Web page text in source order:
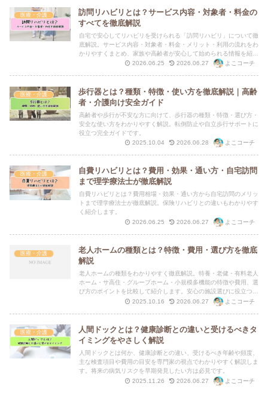
医療・介護
訪問リハビリとは？サービス内容・対象者・料金の
すべてを徹底解説
自宅で安心してリハビリを受けられる「訪問リハビリ」について徹
底解説。サービス内容・対象者・料金・メリット・利用の流れをわ
かりやすくまとめ、家族や高齢者が安心して始められる情報を紹介
2026.06.25 2026.06.27 よこコーチ
医療・介護
歩行器とは？種類・特徴・使い方を徹底解説｜高齢
者・介護向け安全ガイド
高齢者や歩行が不安な方に向けて、歩行器の種類・特徴・選び方・
安全な使い方をわかりやすく解説。転倒防止や自立歩行サポートに
役立つ完全ガイドです。
2025.10.04
2026.06.28 よこコーチ
医療・介護
自費リハビリとは？費用・効果・通い方・自宅訪問
まで理学療法士が徹底解説
自費リハビリとは？費用相場・効果・通い方から自宅訪問のメリッ
トまで理学療法士が徹底解説。保険リハビリとの違いもわかりやす
く紹介します。
2026.06.25
2026.06.27 よこコーチ
医療・介護
老人ホームの種類とは？特徴・費用・選び方を徹底
解説
老人ホームの種類をわかりやすく徹底解説。特養・老健・有料老人
ホーム・サ高住・グループホーム・小規模多機能の特徴や費用、選
び方のポイントを比較して紹介します。安心の施設選びに役立つ情
2025.10.16 2026.06.27 よこコーチ
医療・介護
人間ドックとは？健康診断との違いと受けるべきタ
イミングをやさしく解説
人間ドックとは何か、健康診断との違い、受けるべき年齢や頻度、
主な検査項目や費用の目安を専門家の視点でわかりやすく解説しま
す。将来の病気リスクを早期発見したい方は必見です。
2025.11.26
2026.06.27 よこコーチ